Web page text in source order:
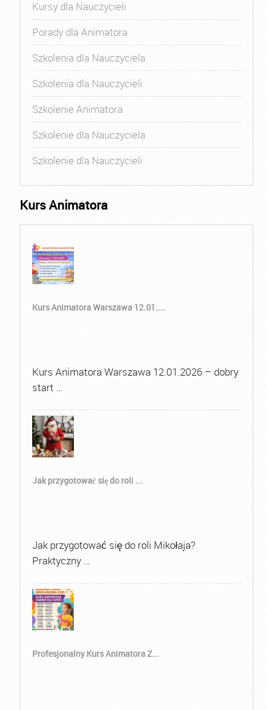
Kursy dla Nauczycieli
Porady dla Animatora
Szkolenia dla Nauczyciela
Szkolenia dla Nauczycieli
Szkolenie Animatora
Szkolenie dla Nauczyciela
Szkolenie dla Nauczycieli
Kurs Animatora
Kurs Animatora Warszawa 12.01....
Kurs Animatora Warszawa 12.01.2026 – dobry
start …
Jak przygotować się do roli ...
Jak przygotować się do roli Mikołaja?
Praktyczny …
Profesjonalny Kurs Animatora Z...